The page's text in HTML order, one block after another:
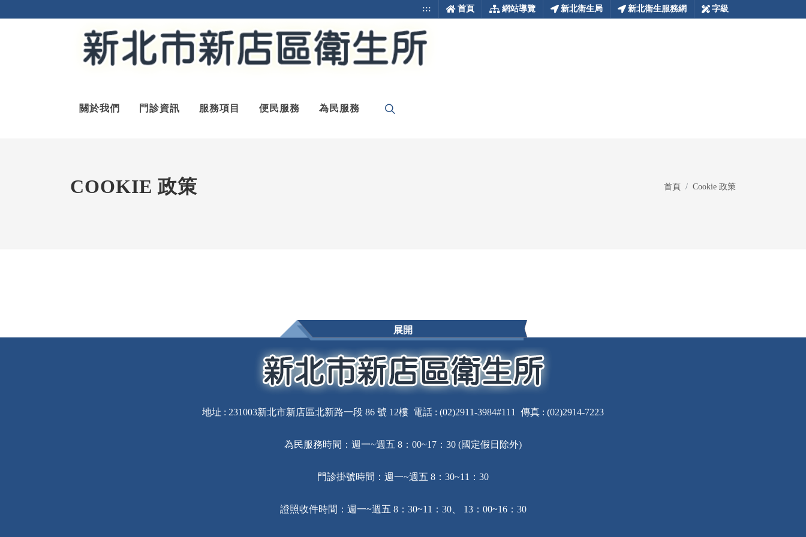
::: 首頁 網站導覽 新北衛生局 新北衛生服務網 字級
關於我們 門診資訊 服務項目 便民服務 為民服務
COOKIE 政策 首頁 Cookie 政策
展開
地址 : 231003新北市新店區北新路一段 86 號 12樓 電話 : (02)2911-3984#111 傳真 : (02)2914-7223
為民服務時間：週一~週五 8：00~17：30 (國定假日除外)
門診掛號時間：週一~週五 8：30~11：30
證照收件時間：週一~週五 8：30~11：30、 13：00~16：30